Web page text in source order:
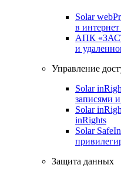
Solar
в
АПК
и
Управление
Solar
записями
Solar
inRights
Solar
Защита данных